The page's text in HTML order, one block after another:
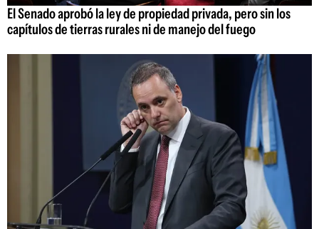
El Senado aprobó la ley de propiedad privada, pero sin los
capítulos de tierras rurales ni de manejo del fuego